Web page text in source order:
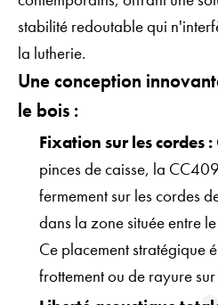
stabilité redoutable qui
la lutherie.
Une conception
le bois :
Fixation sur les cordes :
pinces de caisse, la
fermement sur les cordes
dans la zone située entre
Ce placement stratégique
frottement ou de rayure